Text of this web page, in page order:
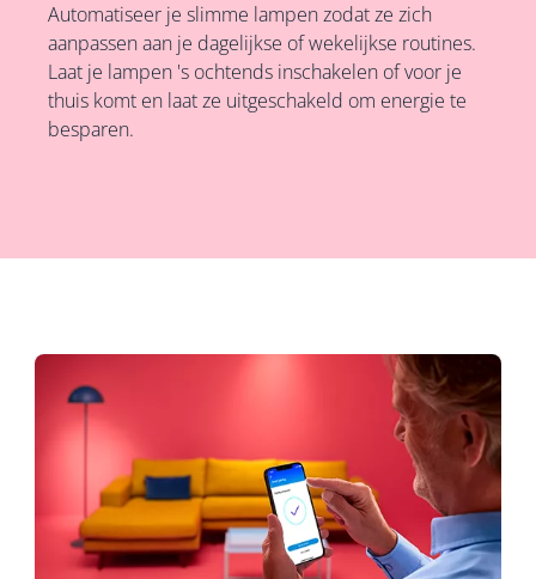
Automatiseer je slimme lampen zodat ze zich
aanpassen aan je dagelijkse of wekelijkse routines.
Laat je lampen 's ochtends inschakelen of voor je
thuis komt en laat ze uitgeschakeld om energie te
besparen.